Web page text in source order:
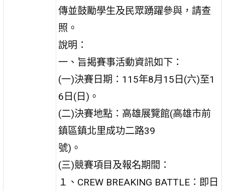
傳並鼓勵學生及民眾踴躍參與，請查
照。
說明：
一、旨揭賽事活動資訊如下：
(一)決賽日期：115年8月15日(六)至1
6日(日)。
(二)決賽地點：高雄展覽館(高雄市前
鎮區鎮北里成功二路39
號)。
(三)競賽項目及報名期間：
１、CREW BREAKING BATTLE：即日